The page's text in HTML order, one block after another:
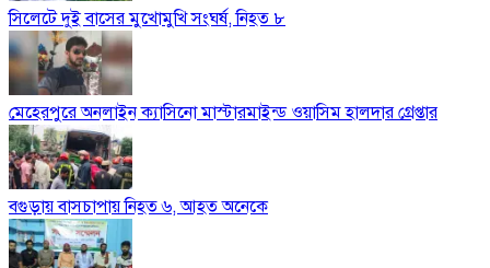
সিলেটে দুই বাসের মুখোমুখি সংঘর্ষ, নিহত ৮
মেহেরপুরে অনলাইন ক্যাসিনো মাস্টারমাইন্ড ওয়াসিম হালদার গ্রেপ্তার
বগুড়ায় বাসচাপায় নিহত ৬, আহত অনেকে